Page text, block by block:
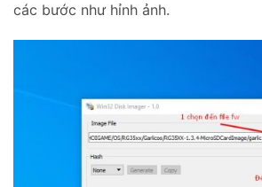
các bước như hỉnh ảnh.